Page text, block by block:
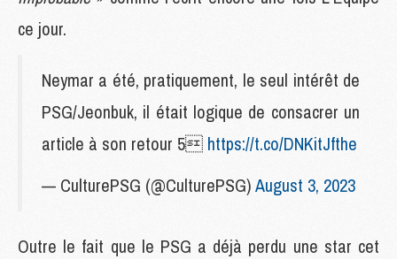
ce jour.
Neymar a été, pratiquement, le seul intérêt de
PSG/Jeonbuk, il était logique de consacrer un
article à son retour 5 https://t.co/DNKitJfthe
— CulturePSG (@CulturePSG)August 3, 2023
Outre le fait que le PSG a déjà perdu une star cet